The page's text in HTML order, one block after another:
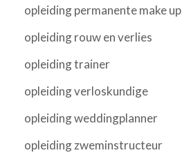
opleiding permanente make up
opleiding rouw en verlies
opleiding trainer
opleiding verloskundige
opleiding weddingplanner
opleiding zweminstructeur